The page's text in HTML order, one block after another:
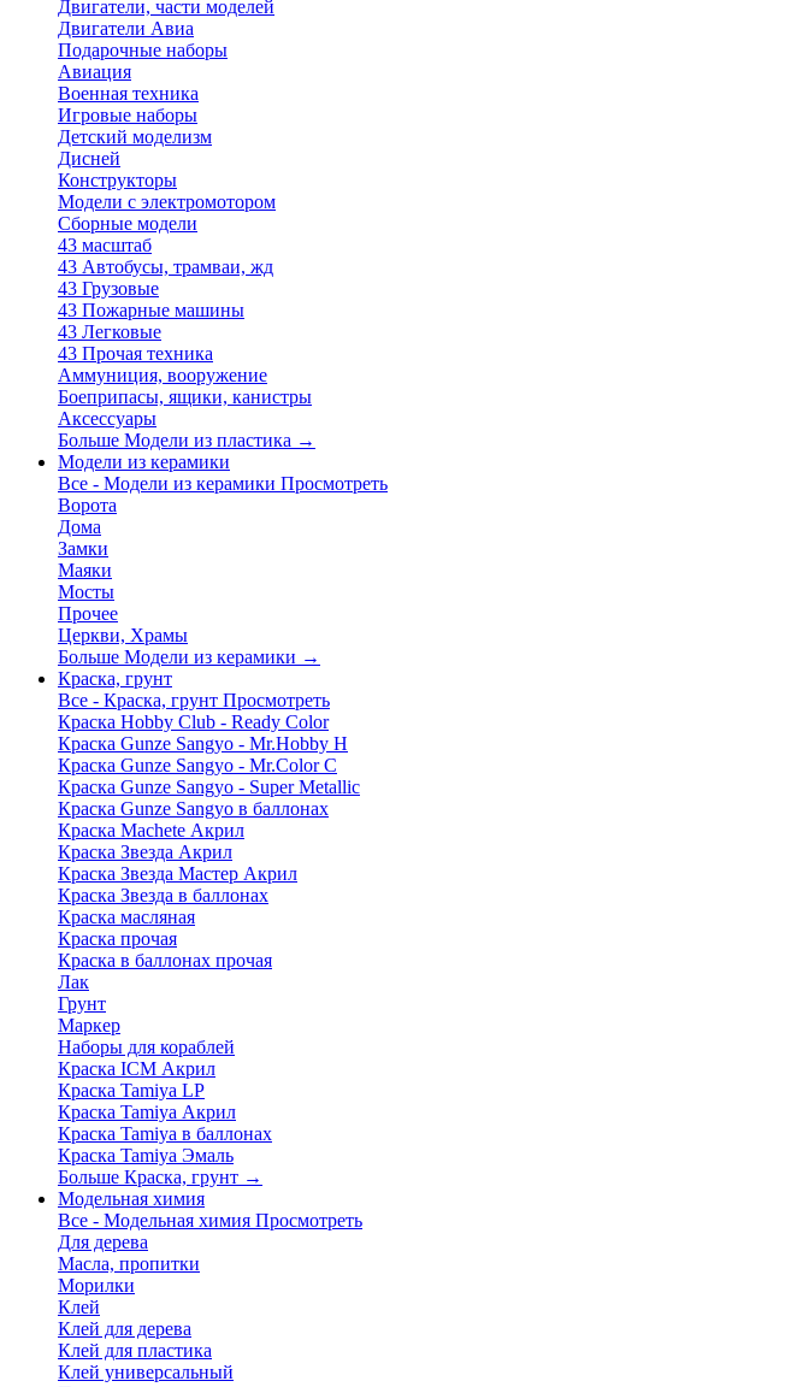
Двигатели, части моделей
Двигатели Авиа
Подарочные наборы
Авиация
Военная техника
Игровые наборы
Детский моделизм
Дисней
Конструкторы
Модели с электромотором
Сборные модели
43 масштаб
43 Автобусы, трамваи, жд
43 Грузовые
43 Пожарные машины
43 Легковые
43 Прочая техника
Аммуниция, вооружение
Боеприпасы, ящики, канистры
Аксессуары
Больше Модели из пластика →
Модели из керамики
Все - Модели из керамики Просмотреть
Ворота
Дома
Замки
Маяки
Мосты
Прочее
Церкви, Храмы
Больше Модели из керамики →
Краска, грунт
Все - Краска, грунт Просмотреть
Краска Hobby Club - Ready Color
Краска Gunze Sangyo - Mr.Hobby H
Краска Gunze Sangyo - Mr.Color C
Краска Gunze Sangyo - Super Metallic
Краска Gunze Sangyo в баллонах
Краска Machete Акрил
Краска Звезда Акрил
Краска Звезда Мастер Акрил
Краска Звезда в баллонах
Краска масляная
Краска прочая
Краска в баллонах прочая
Лак
Грунт
Маркер
Наборы для кораблей
Краска ICM Акрил
Краска Tamiya LP
Краска Tamiya Акрил
Краска Tamiya в баллонах
Краска Tamiya Эмаль
Больше Краска, грунт →
Модельная химия
Все - Модельная химия Просмотреть
Для дерева
Масла, пропитки
Морилки
Клей
Клей для дерева
Клей для пластика
Клей универсальный